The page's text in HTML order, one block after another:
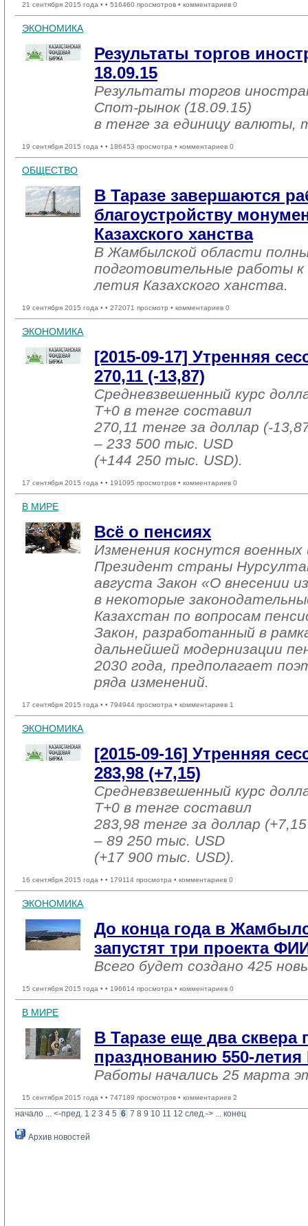
21 сентября 2015 года • • 516460 просмотров • комментариев 0
ЭКОНОМИКА
Результаты торгов
18.09.15
Результаты торгов
Спот-рынок (18.09.15)
в тенге за единицу валюты,
19 сентября 2015 года • • 186453 просмотра • комментариев 0
ОБЩЕСТВО
В Таразе завершаются
благоустройству
Казахского ханства
В Жамбылской области
подготовительные работы к
летия Казахского ханства.
19 сентября 2015 года • • 272071 просмотр • комментариев 0
ЭКОНОМИКА
[2015-09-17] Утренняя
270,11 (-13,87)
Средневзвешенный курс
T+0 в тенге составил
270,11 тенге за доллар (-
– 233 500 тыс. USD
(+144 250 тыс. USD).
17 сентября 2015 года • • 191095 просмотров • комментариев 0
В МИРЕ
Всё о пенсиях
Изменения коснутся военных
Президент страны
августа Закон «О внесении
в некоторые
Казахстан по вопросам
Закон, разработанный в
дальнейшей модернизации
2030 года, предполагает
ряда изменений.
17 сентября 2015 года • • 794944 просмотра • комментариев 1
ЭКОНОМИКА
[2015-09-16] Утренняя
283,98 (+7,15)
Средневзвешенный курс
T+0 в тенге составил
283,98 тенге за доллар
– 89 250 тыс. USD
(+17 900 тыс. USD).
16 сентября 2015 года • • 179114 просмотра • комментариев 0
ЭКОНОМИКА
До конца года в
запустят три проекта
Всего будет создано 425
15 сентября 2015 года • • 196614 просмотра • комментариев 0
В МИРЕ
В Таразе еще два сквера
празднованию 550-летия
Работы начались 25 марта
15 сентября 2015 года • • 747189 просмотров • комментариев 2
начало ... <-пред. 1 2 3 4 5 6 7 8 9 10 11 12 след.-> ... конец
Архив новостей